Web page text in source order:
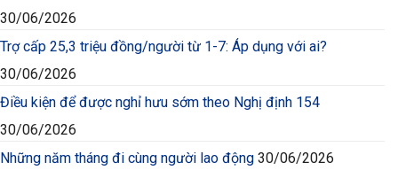
30/06/2026
Trợ cấp 25,3 triệu đồng/người từ 1-7: Áp dụng với ai?
30/06/2026
Điều kiện để được nghỉ hưu sớm theo Nghị định 154
30/06/2026
Những năm tháng đi cùng người lao động 30/06/2026